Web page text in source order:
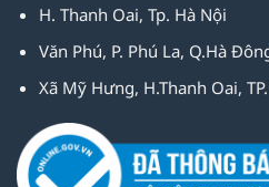
H. Thanh Oai, Tp. Hà Nội
Văn Phú, P. Phú La, Q.Hà
Xã Mỹ Hưng, H.Thanh Oai,